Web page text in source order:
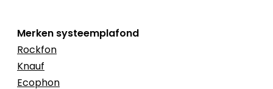
Merken systeemplafond
Rockfon
Knauf
Ecophon